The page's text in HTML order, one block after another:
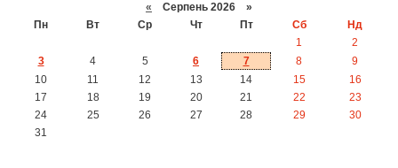
« Серпень 2026 »
Пн
Вт Ср Чт Пт Сб
Нд
1
2
3
4 5 6 7 8
9
10
11 12 13 14 15
16
17
18 19 20 21 22
23
24
25 26 27 28 29
30
31